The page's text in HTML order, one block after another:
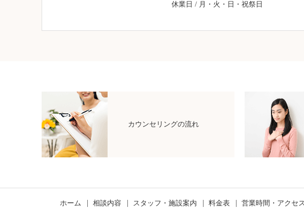
休業日 / 月・火・日・祝祭日
カウンセリングの流れ
ホーム 相談内容 スタッフ・施設案内 料金表 営業時間・アクセス